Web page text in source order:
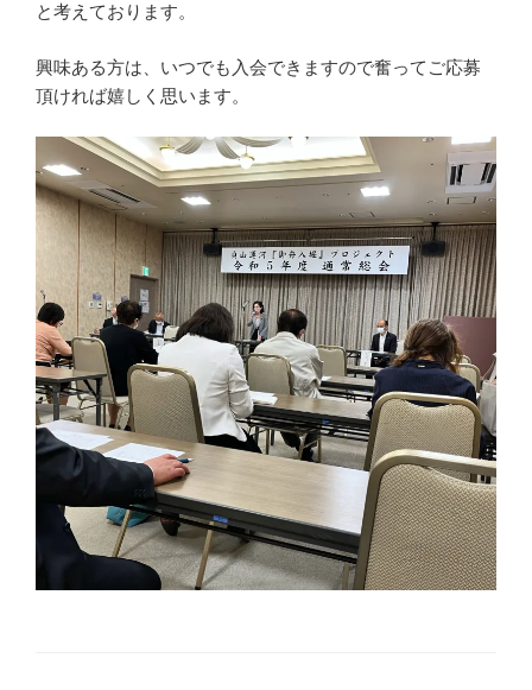
と考えております。
興味ある方は、いつでも入会できますので奮ってご応募
頂ければ嬉しく思います。